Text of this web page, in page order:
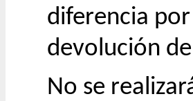
diferencia
devolución
No se